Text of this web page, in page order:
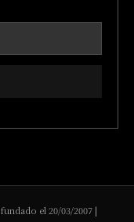
el 20/03/2007 |